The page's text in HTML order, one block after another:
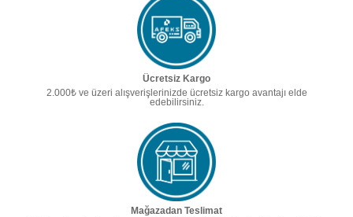
Ücretsiz Kargo
2.000₺ ve üzeri alışverişlerinizde ücretsiz kargo avantajı elde
edebilirsiniz.
Mağazadan Teslimat